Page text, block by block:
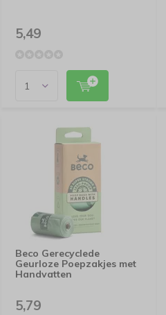
5,49
Beco Gerecyclede
Geurloze Poepzakjes met
Handvatten
5,79